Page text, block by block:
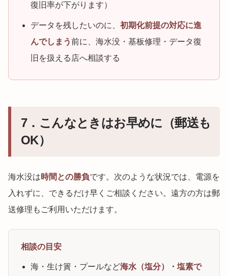
復旧率が下がります）
データを残したいのに、初期化前提の対応に進
んでしまう前に、海水没・基板修理・データ復
旧を扱える店へ相談する
7．こんなときはお早めに（郵送も
OK）
海水没は時間との勝負です。次のような状況では、電源を
入れずに、できるだけ早くご相談ください。遠方の方は郵
送修理もご利用いただけます。
相談の目安
海・生け簀・プールなど海水（塩分）・塩素で